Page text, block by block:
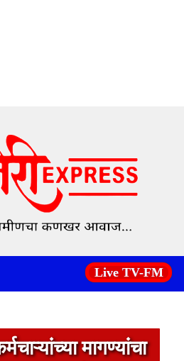
Live TV-FM
मागण्यांचा